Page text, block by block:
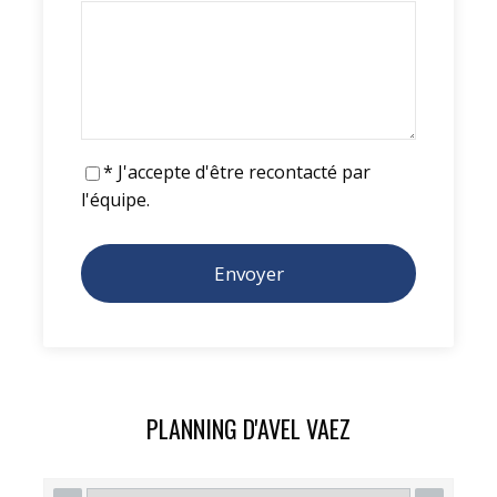
* J'accepte d'être recontacté par
l'équipe.
PLANNING D'AVEL VAEZ
des vues magnifiques.
MARDI
23 MILLES DE SPETSES À
POROS